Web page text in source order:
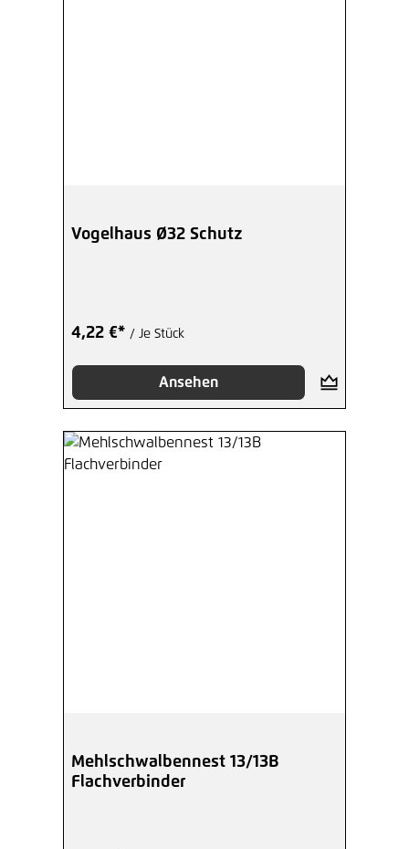
Vogelhaus Ø32 Schutz
4,22 €* / Je Stück
Ansehen
Mehlschwalbennest 13/13B
Flachverbinder